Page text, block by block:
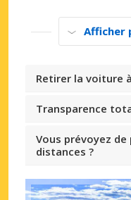
Afficher
Retirer la voiture
Transparence
Vous prévoyez
distances ?